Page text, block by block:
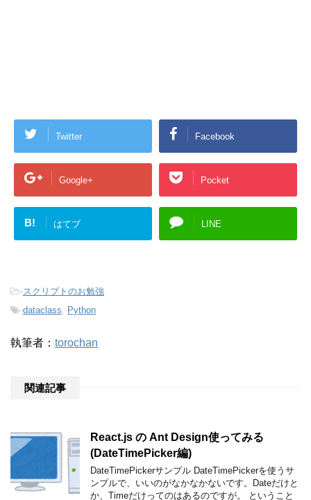
Twitter Facebook
Google+ Pocket
B! はてブ LINE
-スクリプトのお勉強
-dataclass, Python
執筆者： torochan
関連記事
React.js の Ant Design使ってみる
(DateTimePicker編)
DateTimePickerサンプル DateTimePickerを使うサ
ンプルで、いいのがなかなかないです。Dateだけと
か、Timeだけってのはあるのですが。 ということ